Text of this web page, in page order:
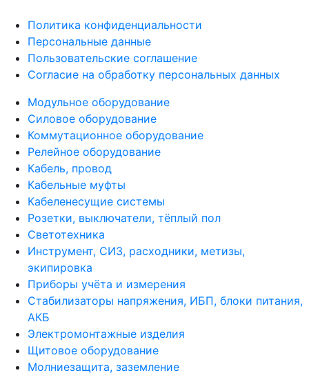
Политика конфиденциальности
Персональные данные
Пользовательские соглашение
Согласие на обработку персональных данных
Модульное оборудование
Силовое оборудование
Коммутационное оборудование
Релейное оборудование
Кабель, провод
Кабельные муфты
Кабеленесущие системы
Розетки, выключатели, тёплый пол
Светотехника
Инструмент, СИЗ, расходники, метизы,
экипировка
Приборы учёта и измерения
Стабилизаторы напряжения, ИБП, блоки питания,
АКБ
Электромонтажные изделия
Щитовое оборудование
Молниезащита, заземление